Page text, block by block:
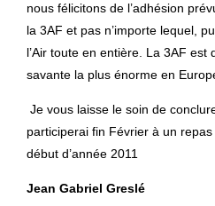
nous félicitons de l’adhésion
la 3AF et pas n’importe lequel,
l’Air toute en entière. La 3AF est
savante la plus énorme en
Je vous laisse le soin de
participerai fin Février à un
début d’année 2011
Jean Gabriel Greslé